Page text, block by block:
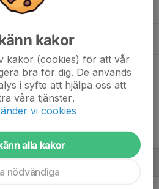
Käll
kakor
kakor (cookies) för att vår
bra för dig. De används
i syfte att hjälpa oss att
våra tjänster.
vi cookies
alla kakor
nödvändiga